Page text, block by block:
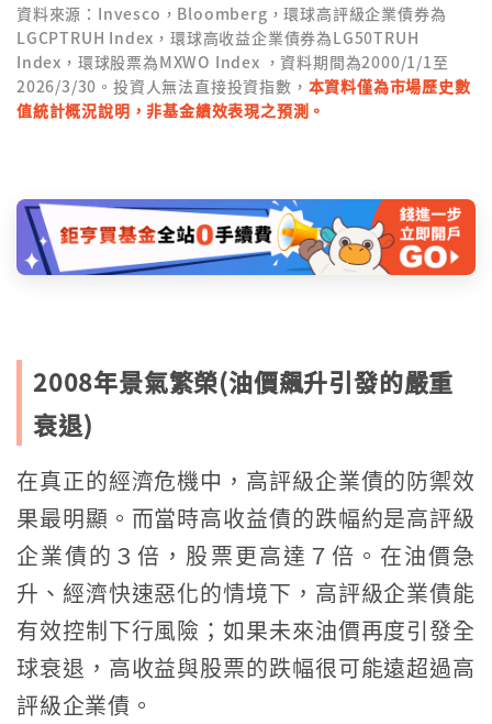
資料來源：Invesco，Bloomberg，環球高評級企業債券為
LGCPTRUH Index，環球高收益企業債券為LG50TRUH
Index，環球股票為MXWO Index ，資料期間為2000/1/1至
2026/3/30。投資人無法直接投資指數， 本資料僅為市場歷史數
值統計概況說明，非基金績效表現之預測。
2008年景氣繁榮(油價飆升引發的嚴重
衰退)
在真正的經濟危機中，高評級企業債的防禦效
果最明顯。而當時高收益債的跌幅約是高評級
企業債的３倍，股票更高達７倍。在油價急
升、經濟快速惡化的情境下，高評級企業債能
有效控制下行風險；如果未來油價再度引發全
球衰退，高收益與股票的跌幅很可能遠超過高
評級企業債。